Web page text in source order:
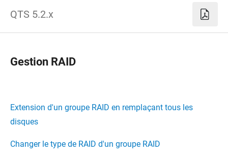
QTS 5.2.x
Gestion RAID
Extension d'un groupe RAID en remplaçant tous les
disques
Changer le type de RAID d'un groupe RAID